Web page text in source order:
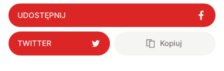
UDOSTĘPNIJ
TWITTER Kopiuj